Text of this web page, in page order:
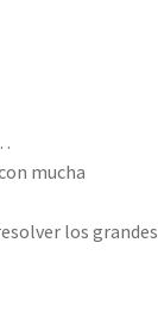
mucha
los grandes